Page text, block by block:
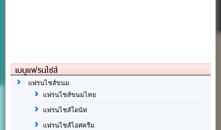
เมนูแฟรนไชส์
แฟรนไชส์ขนม
แฟรนไชส์ขนมไทย
แฟรนไชส์โดนัท
แฟรนไชส์ไอศครีม